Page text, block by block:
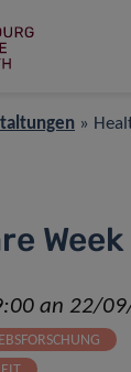
»
Week
an 22/